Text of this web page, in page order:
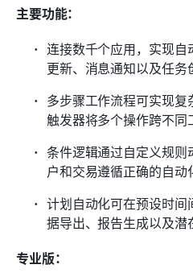
主要功能：
连接数千个应用，实现自
更新、消息通知以及任务
多步骤工作流程可实现
触发器将多个操作跨不同
条件逻辑通过自定义规
户和交易遵循正确的自动
计划自动化可在预设时
据导出、报告生成以及潜
专业版：